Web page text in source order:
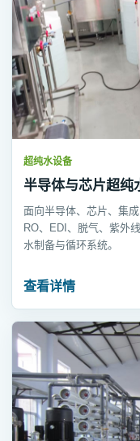
超纯水设备
半导体与芯片超纯
面向半导体、芯片、集
RO、EDI、脱气、紫外
水制备与循环系统。
查看详情